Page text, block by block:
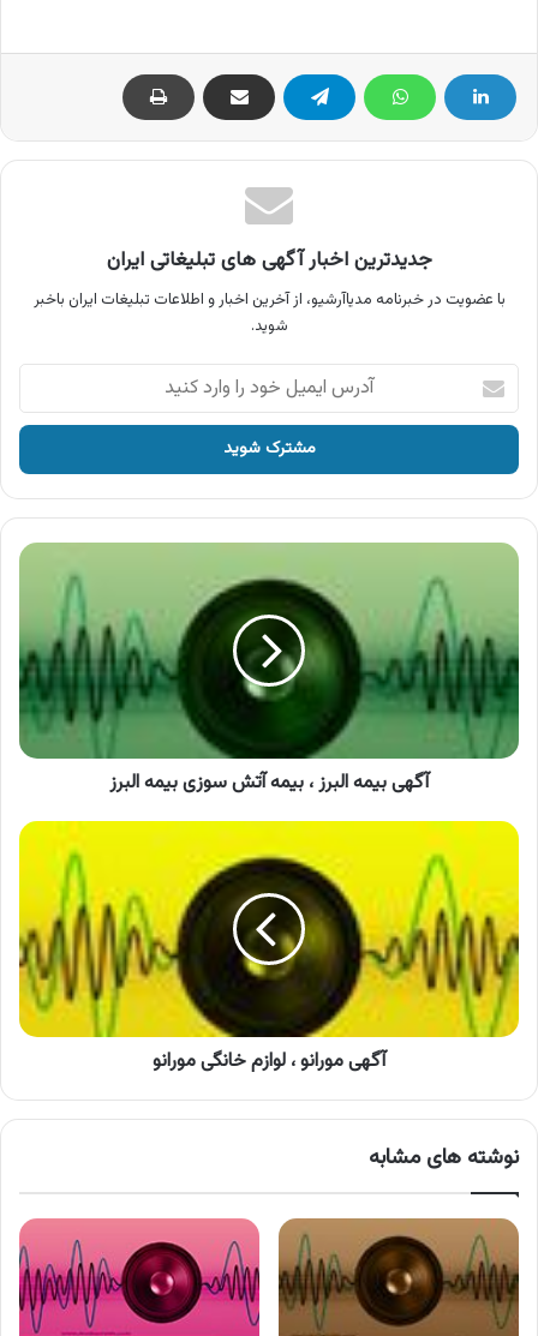
جدیدترین اخبار آگهی های تبلیغاتی ایران
با عضویت در خبرنامه مدیاآرشیو، از آخرین اخبار و اطلاعات تبلیغات ایران باخبر
شوید.
آدرس
ایمیل
خود
وارد
کنید
آگهی
،
بیمه
آتش
سوزی
بیمه
البرز
آگهی بیمه البرز ، بیمه آتش سوزی بیمه البرز
آگهی
لوازم
خانگی
مورانو
آگهی مورانو ، لوازم خانگی مورانو
نوشته های مشابه